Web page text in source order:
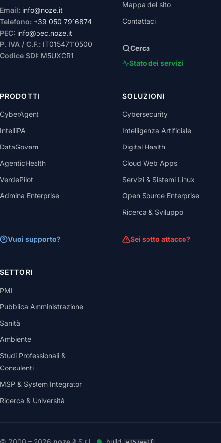
Email: info@noze.it
Telefono: +39 050 7916874
PEC: info@pec.noze.it
P. IVA / C.F.: IT01547110500
Codice SDI: M5UXCR1
Mappa del sito
Contattaci
Cerca
Stato dei servizi
PRODOTTI
CyberAgent
IntelliPA
DataGovern
AgenticHealth
VerdePilot
Admina Enterprise
Vuoi supporto?
SOLUZIONI
Cybersecurity
Intelligenza Artificiale
Digital Health
Cloud Web Apps
Servizi & Sistemi Linux
Open Source Enterprise
Ricerca & Sviluppo
Sei sotto attacco?
SETTORI
PMI
Pubblica Amministrazione
Sanità
Ambiente
Studi Professionali &
Consulenti
MSP & System Integrator
Ricerca & Università